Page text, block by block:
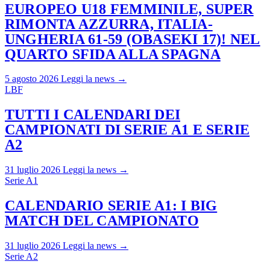
EUROPEO U18 FEMMINILE, SUPER
RIMONTA AZZURRA, ITALIA-
UNGHERIA 61-59 (OBASEKI 17)! NEL
QUARTO SFIDA ALLA SPAGNA
5 agosto 2026 Leggi la news →
LBF
TUTTI I CALENDARI DEI
CAMPIONATI DI SERIE A1 E SERIE
A2
31 luglio 2026 Leggi la news →
Serie A1
CALENDARIO SERIE A1: I BIG
MATCH DEL CAMPIONATO
31 luglio 2026 Leggi la news →
Serie A2